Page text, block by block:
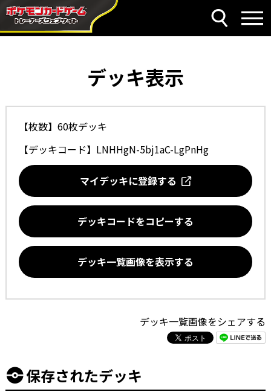
デッキ表示
【枚数】60枚デッキ
【デッキコード】 LNHHgN-5bj1aC-LgPnHg
マイデッキに登録する
デッキコードをコピーする
デッキ一覧画像を表示する
デッキ一覧画像をシェアする
保存されたデッキ